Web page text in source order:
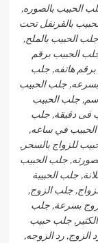
الحبيب بالصوره,
بالقرنفل تحت
الحبيب بالملح,
الحبيب برقم
برقم هاتفه, جلب
جلب الحبيب
جلب الحبيب
فى دقيقة, جلب
في ساعه,
للزواج بالسحر,
جلب الحبيب
جلب الحبيبة
جلب الزوج,
بسرعة, جلب
الكثير, جلب حبيب
رد الزوجه,